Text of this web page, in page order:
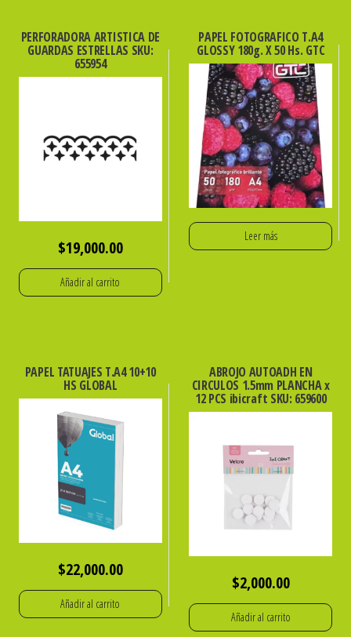
cantidad
PERFORADORA ARTISTICA DE
GUARDAS ESTRELLAS SKU:
655954
$19,000.00
Añadir al carrito
PAPEL FOTOGRAFICO T.A4
GLOSSY 180g. X 50 Hs. GTC
Leer más
PAPEL TATUAJES T.A4 10+10
HS GLOBAL
$22,000.00
Añadir al carrito
ABROJO AUTOADH EN
CIRCULOS 1.5mm PLANCHA x
12 PCS ibicraft SKU: 659600
$2,000.00
Añadir al carrito